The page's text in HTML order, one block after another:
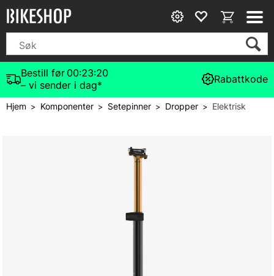
Bestill før 00:23:20
– vi sender i dag*
Rabattkode
Hjem> Komponenter> Setepinner> Dropper> Elektrisk